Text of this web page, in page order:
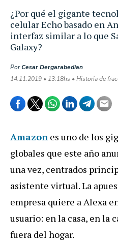
¿Por qué el gigante
celular Echo basado en
interfaz similar a lo que
Galaxy?
PorCesar Dergarabedian
14.11.2019 • 13:18hs • Historia de
Amazon es uno de los
globales que este año
una vez, centrados
asistente virtual. La
empresa quiere a Alexa
usuario: en la casa, en la
fuera del hogar.